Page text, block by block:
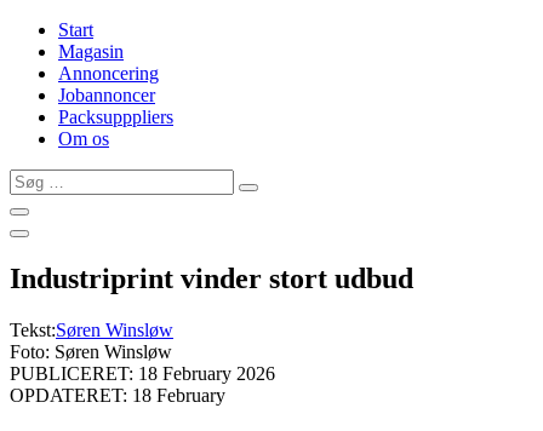
Start
Magasin
Annoncering
Jobannoncer
Packsupppliers
Om os
Søg
…
Industriprint vinder stort udbud
Tekst:Søren Winsløw
Foto: Søren Winsløw
PUBLICERET: 18 February 2026
OPDATERET: 18 February